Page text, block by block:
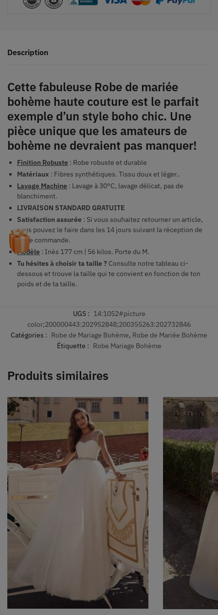
Description
Cette fabuleuse Robe de mariée
bohème haute couture est le parfait
exemple d’un style boho chic. Une
pièce unique que les amateurs de
bohème ne devraient pas manquer!
Finition Robuste : Robe robuste et durable
Matériaux : Fibres synthétiques. Tissu doux et léger..
Lavage Machine : Lavage à 30°C, lavage délicat, pas de
blanchiment.
LIVRAISON STANDARD GRATUITE
Satisfaction assurée : Si vous souhaitez retourner un article,
vous pouvez le faire dans les 14 jours suivant la réception de
votre commande.
Modèle : Inès 177 cm | 56 kilos. Porte du M.
Tu hésites à choisir ta taille ? Consulte notre tableau ci-
dessous et trouve la taille qui te convient en fonction de ton
poids et de ta taille.
UGS : 14:1052#picture
color;200000443:202952848;200355263:202732846
Catégories : Robe de Mariage Bohème, Robe de Mariée Bohème
Étiquette : Robe Mariage Bohème
Produits similaires